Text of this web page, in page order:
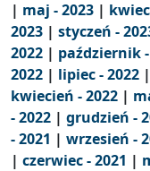
| maj - 2023 |
2023 | styczeń -
2022 | październik
2022 | lipiec - 2022 |
kwiecień - 2022 |
- 2022 | grudzień -
- 2021 | wrzesień -
| czerwiec - 2021 |